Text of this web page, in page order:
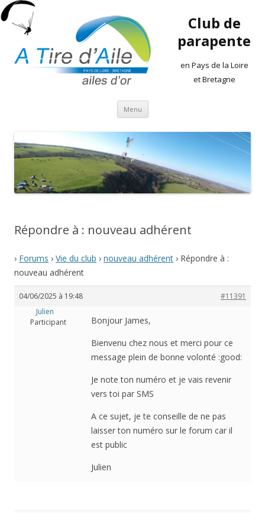
Club de
parapente
en Pays de la Loire
et Bretagne
Menu Aller
contenu
Répondre à : nouveau adhérent
› Forums › Vie du club › nouveau adhérent › Répondre à :
nouveau adhérent
04/06/2025 à 19:48
#11391
Julien
Participant
Bonjour James,
Bienvenu chez nous et merci pour ce
message plein de bonne volonté :good:
Je note ton numéro et je vais revenir
vers toi par SMS
A ce sujet, je te conseille de ne pas
laisser ton numéro sur le forum car il
est public
Julien